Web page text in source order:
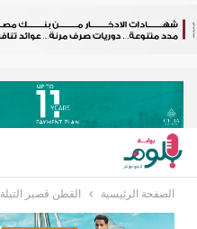
الصفحة الرئيسية القطن قصير التيلة